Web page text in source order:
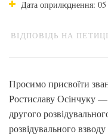
Дата оприлюднення: 05
ВІДПОВІДЬ НА
Просимо присвоїти
Ростиславу Осінчуку
другого
розвідувального